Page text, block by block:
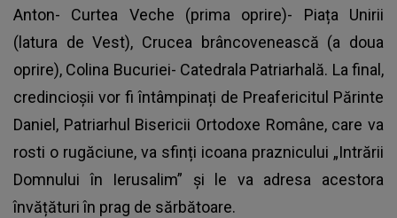
Anton- Curtea Veche (prima oprire)- Piața Unirii
(latura de Vest), Crucea brâncovenească (a doua
oprire), Colina Bucuriei- Catedrala Patriarhală. La final,
credincioșii vor fi întâmpinați de Preafericitul Părinte
Daniel, Patriarhul Bisericii Ortodoxe Române, care va
rosti o rugăciune, va sfinți icoana praznicului „Intrării
Domnului în Ierusalim” și le va adresa acestora
învățături în prag de sărbătoare.